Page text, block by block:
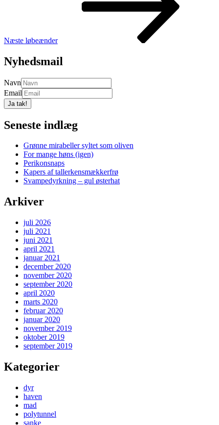
Næste løbeænder
Nyhedsmail
Navn
Email
Seneste indlæg
Grønne mirabeller syltet som oliven
For mange høns (igen)
Perikonsnaps
Kapers af tallerkensmækkerfrø
Svampedyrkning – gul østerhat
Arkiver
juli 2026
juli 2021
juni 2021
april 2021
januar 2021
december 2020
november 2020
september 2020
april 2020
marts 2020
februar 2020
januar 2020
november 2019
oktober 2019
september 2019
Kategorier
dyr
haven
mad
polytunnel
sanke